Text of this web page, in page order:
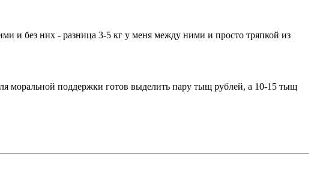
и без них - разница 3-5 кг у меня между ними и просто тряпкой из
моральной поддержки готов выделить пару тыщ рублей, а 10-15 тыщ